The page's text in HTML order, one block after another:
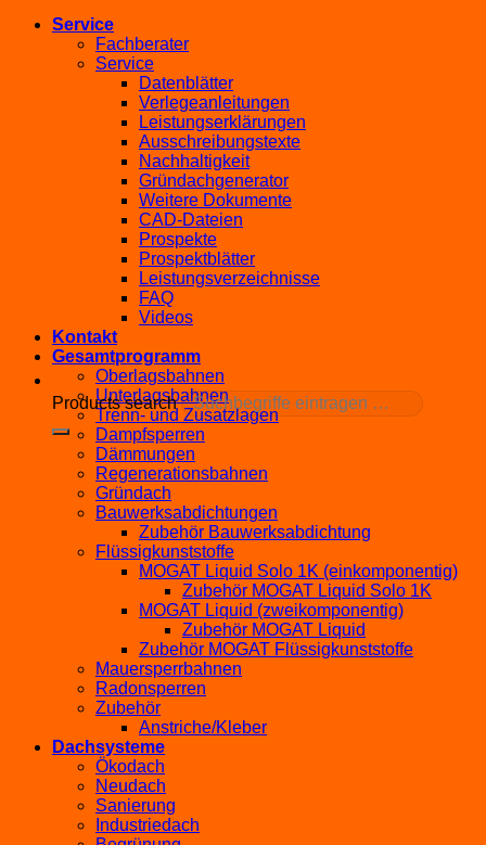
Products search
Service
Fachberater
Service
Datenblätter
Verlegeanleitungen
Leistungserklärungen
Ausschreibungstexte
Nachhaltigkeit
Gründachgenerator
Weitere Dokumente
CAD-Dateien
Prospekte
Prospektblätter
Leistungsverzeichnisse
FAQ
Videos
Kontakt
Gesamtprogramm
Oberlagsbahnen
Unterlagsbahnen
Trenn- und Zusatzlagen
Dampfsperren
Dämmungen
Regenerationsbahnen
Gründach
Bauwerksabdichtungen
Zubehör Bauwerksabdichtung
Flüssigkunststoffe
MOGAT Liquid Solo 1K (einkomponentig)
Zubehör MOGAT Liquid Solo 1K
MOGAT Liquid (zweikomponentig)
Zubehör MOGAT Liquid
Zubehör MOGAT Flüssigkunststoffe
Mauersperrbahnen
Radonsperren
Zubehör
Anstriche/Kleber
Dachsysteme
Ökodach
Neudach
Sanierung
Industriedach